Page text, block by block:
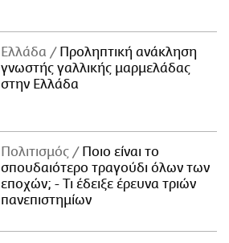
Ελλάδα
Προληπτική ανάκληση
γνωστής γαλλικής μαρμελάδας
στην Ελλάδα
Πολιτισμός
Ποιο είναι το
σπουδαιότερο τραγούδι όλων των
εποχών; - Τι έδειξε έρευνα τριών
πανεπιστημίων